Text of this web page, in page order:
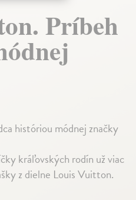
Príbeh
históriou módnej značky
kráľovských rodín už viac
z dielne Louis Vuitton.